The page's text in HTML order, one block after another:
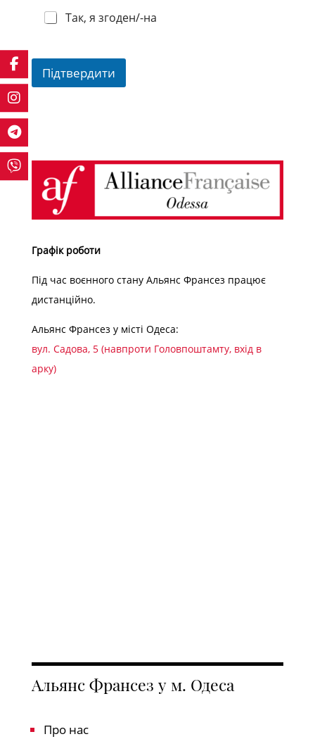
Так, я згоден/-на
Підтвердити
e
a
t
v
e
:
Графік роботи
Під час воєнного стану Альянс Франсез працює
дистанційно.
Альянс Франсез у місті Одеса:
вул. Садова, 5 (навпроти Головпоштамту, вхід в
арку)
Альянс Франсез у м. Одеса
Про нас